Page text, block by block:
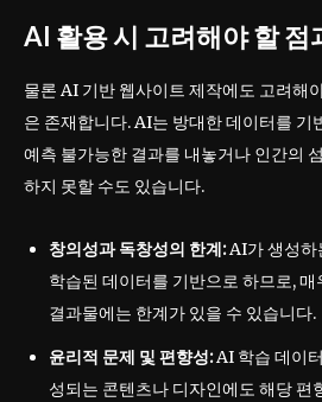
AI 활용 시 고려해야 할 점
물론 AI 기반 웹사이트 제작에도 고려해
은 존재합니다. AI는 방대한 데이터를 기
예측 불가능한 결과를 내놓거나 인간의
하지 못할 수도 있습니다.
창의성과 독창성의 한계:AI가 생성하
학습된 데이터를 기반으로 하므로,
결과물에는 한계가 있을 수 있습니다.
윤리적 문제 및 편향성:AI 학습 데이
성되는 콘텐츠나 디자인에도 해당 편